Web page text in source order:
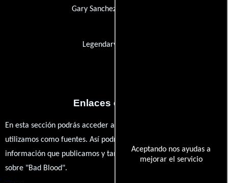
Aceptando nos ayudas a
mejorar el servicio
Gary Sanchez Productions
Legendary Pictures
Enlaces externos
En esta sección podrás acceder a los recursos externos que
utilizamos como fuentes. Así podrás chequear toda la
información que publicamos y también ampliar tu conocimiento
sobre "Bad Blood".